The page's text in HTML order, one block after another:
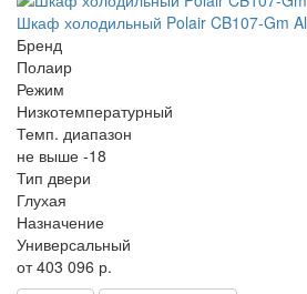
Шкаф холодильный Polair CB107-Gm
Бренд
Полаир
Режим
Низкотемпературный
Темп. диапазон
не выше -18
Тип двери
Глухая
Назначение
Универсальный
от 403 096 р.